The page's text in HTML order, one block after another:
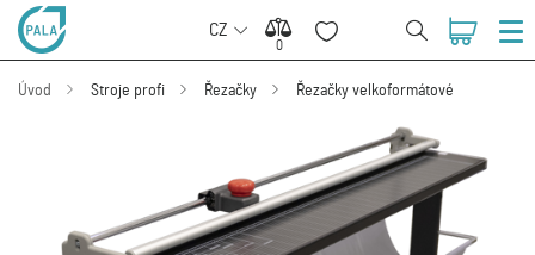
CZ
0
0
Úvod Stroje profi Řezačky Řezačky velkoformátové